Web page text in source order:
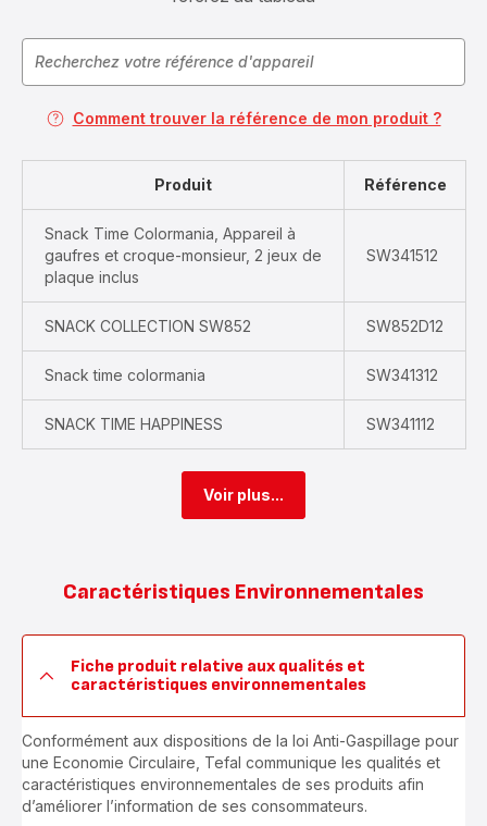
Comment trouver la référence de mon produit ?
Produit Référence
Snack Time Colormania, Appareil à
gaufres et croque-monsieur, 2 jeux de
plaque inclus
SW341512
SNACK COLLECTION SW852 SW852D12
Snack time colormania SW341312
SNACK TIME HAPPINESS SW341112
Voir plus...
Caractéristiques Environnementales
Fiche produit relative aux qualités et
caractéristiques environnementales
Conformément aux dispositions de la loi Anti-Gaspillage pour
une Economie Circulaire, Tefal communique les qualités et
caractéristiques environnementales de ses produits afin
d’améliorer l’information de ses consommateurs.